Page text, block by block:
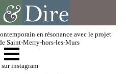
en résonance avec le projet
Saint-Merry-hors-les-Murs
V & D
☰
instagram